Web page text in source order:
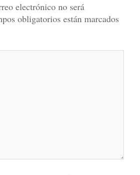
electrónico no será
obligatorios están marcados